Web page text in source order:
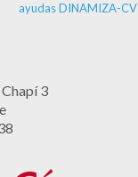
ayudas DINAMIZA-CV
3